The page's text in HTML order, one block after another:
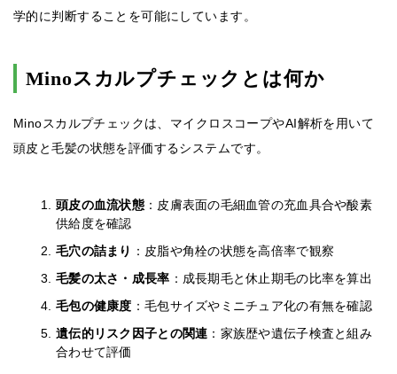
学的に判断することを可能にしています。
Minoスカルプチェックとは何か
Minoスカルプチェックは、マイクロスコープやAI解析を用いて
頭皮と毛髪の状態を評価するシステムです。
頭皮の血流状態：皮膚表面の毛細血管の充血具合や酸素
供給度を確認
毛穴の詰まり
：皮脂や角栓の状態を高倍率で観察
毛髪の太さ・成長率 ：成長期毛と休止期毛の比率を算出
毛包の健康度 ：毛包サイズやミニチュア化の有無を確認
遺伝的リスク因子との関連 ：家族歴や遺伝子検査と組み
合わせて評価